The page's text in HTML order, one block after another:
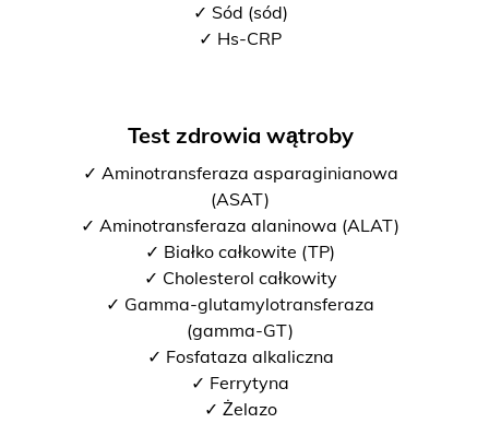
✓ Sód (sód)
✓ Hs-CRP
Test zdrowia wątroby
✓ Aminotransferaza asparaginianowa
(ASAT)
✓ Aminotransferaza alaninowa (ALAT)
✓ Białko całkowite (TP)
✓ Cholesterol całkowity
✓ Gamma-glutamylotransferaza
(gamma-GT)
✓ Fosfataza alkaliczna
✓ Ferrytyna
✓ Żelazo